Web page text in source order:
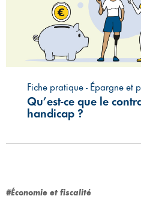
Fiche pratique - Épargne et
Qu’est-ce que le
handicap ?
#Économie et fiscalité